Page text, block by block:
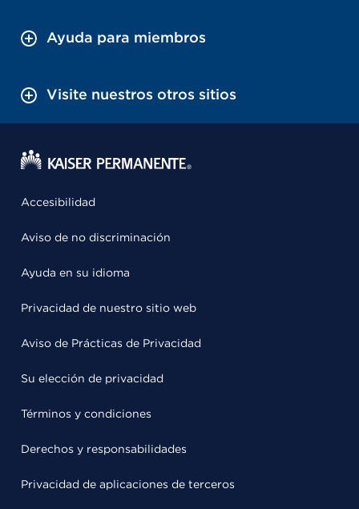
Ayuda para miembros
Visite nuestros otros sitios
Accesibilidad
Aviso de no discriminación
Ayuda en su idioma
Privacidad de nuestro sitio web
Aviso de Prácticas de Privacidad
Su elección de privacidad
Términos y condiciones
Derechos y responsabilidades
Privacidad de aplicaciones de terceros